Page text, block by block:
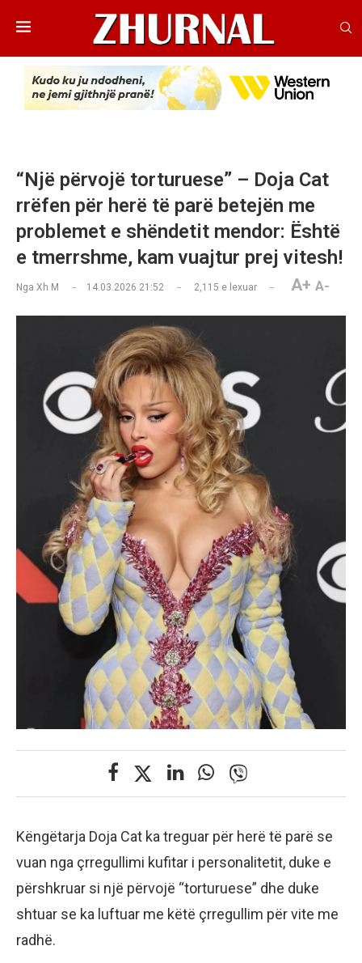
“Një përvojë torturuese” – Doja Cat
rrëfen për herë të parë betejën me
problemet e shëndetit mendor: Është
e tmerrshme, kam vuajtur prej vitesh!
Nga Xh M 14.03.2026 21:52 2,115 e lexuar A+ A-
Këngëtarja Doja Cat ka treguar për herë të parë se
vuan nga çrregullimi kufitar i personalitetit, duke e
përshkruar si një përvojë “torturuese” dhe duke
shtuar se ka luftuar me këtë çrregullim për vite me
radhë.